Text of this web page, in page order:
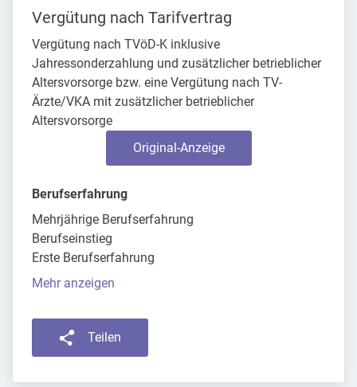
Vergütung nach Tarifvertrag
Vergütung nach TVöD-K inklusive
Jahressonderzahlung und zusätzlicher betrieblicher
Altersvorsorge bzw. eine Vergütung nach TV-
Ärzte/VKA mit zusätzlicher betrieblicher
Altersvorsorge
Original-Anzeige
Berufserfahrung
Mehrjährige Berufserfahrung
Berufseinstieg
Erste Berufserfahrung
Mehr anzeigen
Teilen